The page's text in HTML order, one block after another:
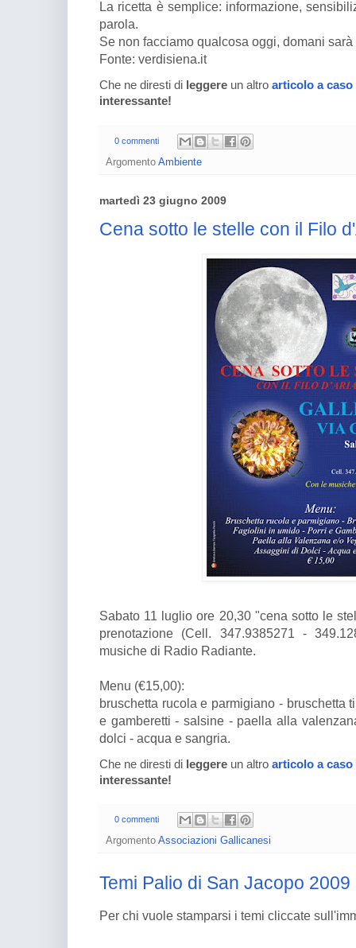
La ricetta è semplice: informazione,
parola.
Se non facciamo qualcosa oggi, domani sarà
Fonte: verdisiena.it
Che ne diresti di leggere un altro articolo a caso
interessante!
0 commenti
Argomento Ambiente
martedì 23 giugno 2009
Cena sotto le stelle con il Filo
Sabato 11 luglio ore 20,30 "cena sotto le
prenotazione (Cell. 347.9385271 -
musiche di Radio Radiante.
Menu (€15,00):
bruschetta rucola e parmigiano - bruschetta
e gamberetti - salsine - paella alla
dolci - acqua e sangria.
Che ne diresti di leggere un altro articolo a caso
interessante!
0 commenti
Argomento Associazioni Gallicanesi
Temi Palio di San Jacopo
Per chi vuole stamparsi i temi cliccate